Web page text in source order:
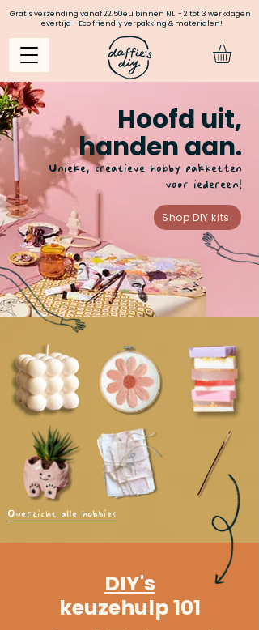
Gratis verzending vanaf 22.50eu binnen NL - 2 tot 3 werkdagen
levertijd - Eco friendly verpakking & materialen!
Hoofd uit,
handen aan.
Unieke, creatieve hobby pakketten
voor iedereen!
Shop DIY kits
Overzicht alle hobbies
DIY's
keuzehulp 101